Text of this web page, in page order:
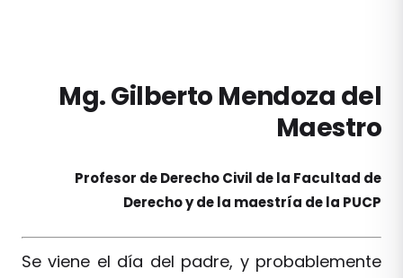
Mg. Gilberto Mendoza del
Maestro
Profesor de Derecho Civil de la Facultad de
Derecho y de la maestría de la PUCP
Se viene el día del padre, y probablemente